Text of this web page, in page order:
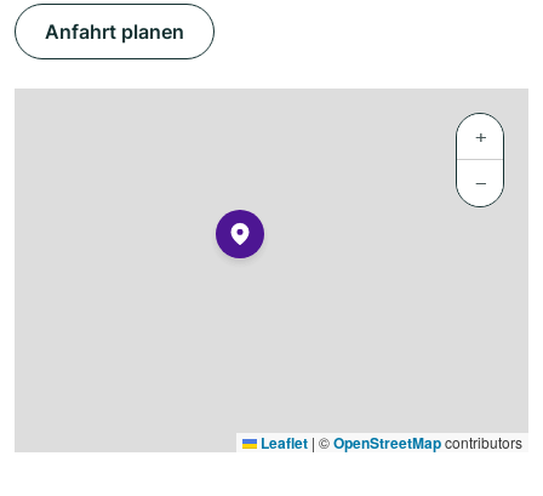
Anfahrt planen
+
−
Leaflet | ©OpenStreetMapcontributors